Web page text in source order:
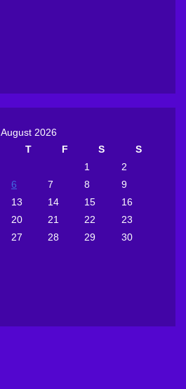
August 2026
T F S
S
1
2
6 7 8
9
13 14 15
16
20 21 22
23
27 28 29
30